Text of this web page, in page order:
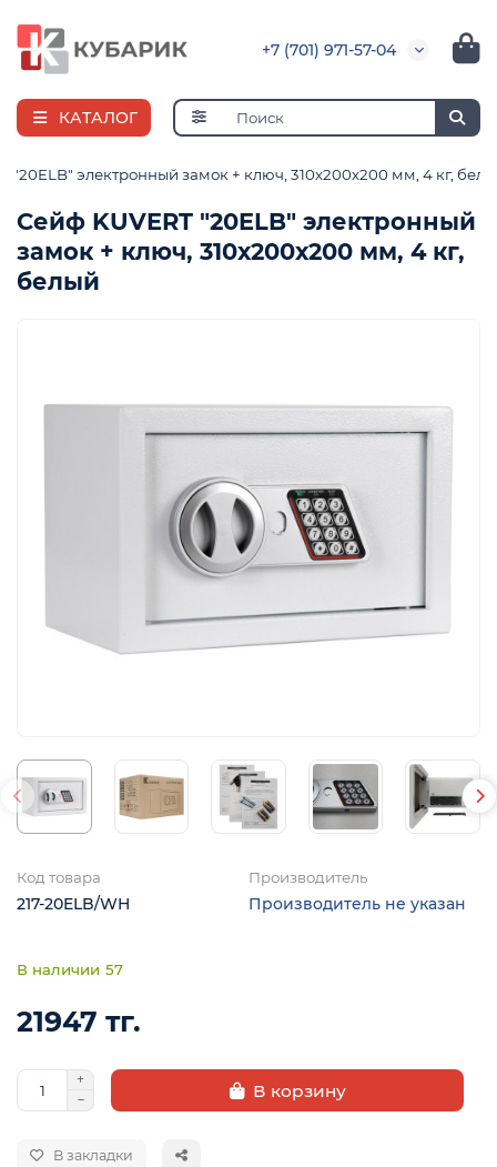
+7 (701) 971-57-04
КАТАЛОГ
"20ELB" электронный замок + ключ, 310х200х200 мм, 4 кг,
Сейф KUVERT "20ELB" электронный
замок + ключ, 310х200х200 мм, 4 кг,
белый
Код товара
217-20ELB/WH
Производитель
Производитель не указан
57
21947 тг.
В корзину
В закладки